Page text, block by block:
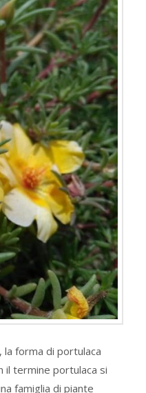
forma di portulaca
il termine portulaca si
famiglia di piante